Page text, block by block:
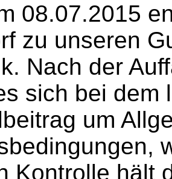
08.07.2015
zu unseren
Nach der
sich bei dem
um
Kontrolle hält